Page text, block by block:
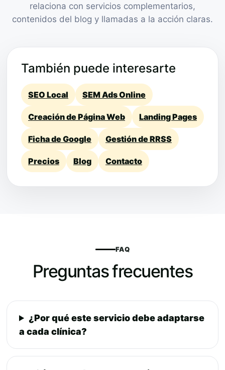
relaciona con servicios complementarios,
contenidos del blog y llamadas a la acción claras.
También puede interesarte
SEO Local SEM Ads Online
Creación de Página Web Landing Pages
Ficha de Google Gestión de RRSS
Precios Blog Contacto
FAQ
Preguntas frecuentes
¿Por qué este servicio debe adaptarse
a cada clínica?